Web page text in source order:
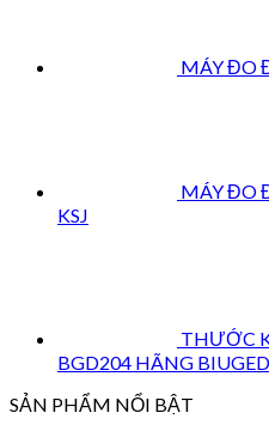
MÁY ĐO
MÁY ĐO
KSJ
THƯỚC
BGD204 HÃNG BIUGED
SẢN PHẨM NỔI BẬT